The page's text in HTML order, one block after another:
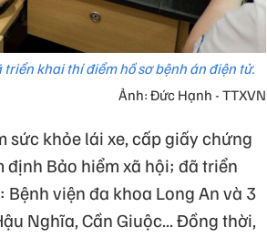
khai thí điểm hồ sơ bệnh án điện tử.
Ảnh: Đức Hạnh - TTXVN
sức khỏe lái xe, cấp giấy chứng
Bảo hiểm xã hội; đã triển
viện đa khoa Long An và 3
Nghĩa, Cần Giuộc... Đồng thời,